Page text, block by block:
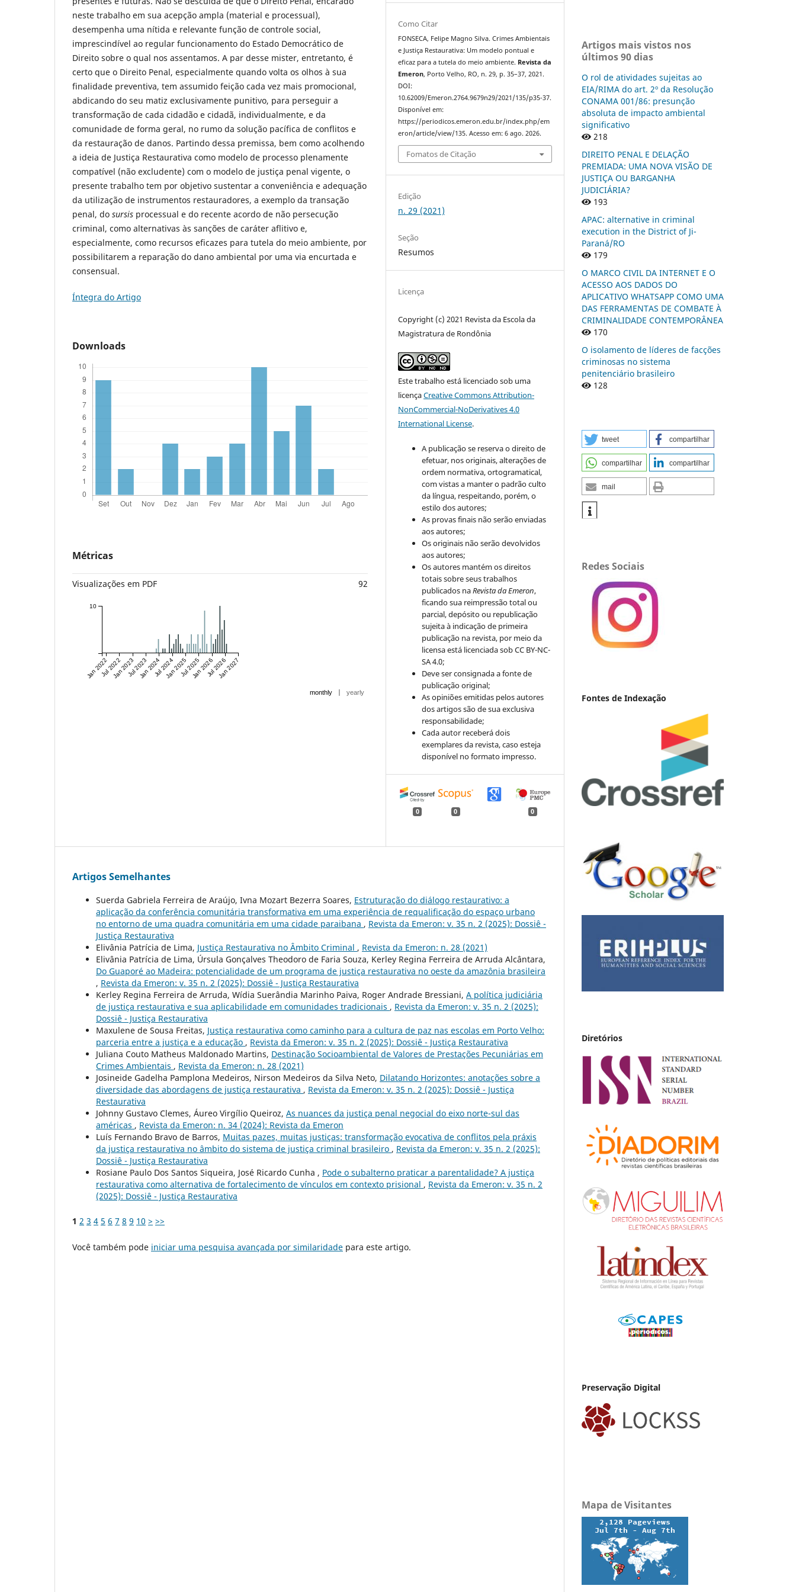
neste trabalho em sua acepção ampla (material e processual),
desempenha uma nítida e relevante função de controle social,
imprescindível ao regular funcionamento do Estado Democrático de
Direito sobre o qual nos assentamos. A par desse mister, entretanto, é
certo que o Direito Penal, especialmente quando volta os olhos à sua
finalidade preventiva, tem assumido feição cada vez mais promocional,
abdicando do seu matiz exclusivamente punitivo, para perseguir a
transformação de cada cidadão e cidadã, individualmente, e da
comunidade de forma geral, no rumo da solução pacífica de conflitos e
da restauração de danos. Partindo dessa premissa, bem como acolhendo
a ideia de Justiça Restaurativa como modelo de processo plenamente
compatível (não excludente) com o modelo de justiça penal vigente, o
presente trabalho tem por objetivo sustentar a conveniência e adequação
da utilização de instrumentos restauradores, a exemplo da transação
penal, do sursis processual e do recente acordo de não persecução
criminal, como alternativas às sanções de caráter aflitivo e,
especialmente, como recursos eficazes para tutela do meio ambiente, por
possibilitarem a reparação do dano ambiental por uma via encurtada e
consensual.
Íntegra do Artigo
Downloads
Métricas
Visualizações em PDF 92
Jan 2022Jul 2022Jan 2023Jul 2023Jan 2024Jul 2024Jan 2025Jul 2025Jan 2026Jul 2026Jan 2027
10
monthly | yearly
Como Citar
FONSECA, Felipe Magno Silva. Crimes Ambientais
e Justiça Restaurativa: Um modelo pontual e
eficaz para a tutela do meio ambiente. Revista da
Emeron, Porto Velho, RO, n. 29, p. 35–37, 2021.
DOI:
10.62009/Emeron.2764.9679n29/2021/135/p35-37.
Disponível em:
https://periodicos.emeron.edu.br/index.php/em
eron/article/view/135. Acesso em: 6 ago. 2026.
Fomatos de Citação
Edição
n. 29 (2021)
Seção
Resumos
Licença
Copyright (c) 2021 Revista da Escola da
Magistratura de Rondônia
Este trabalho está licenciado sob uma
licençaCreative Commons Attribution-
NonCommercial-NoDerivatives 4.0
International License.
A publicação se reserva o direito de
efetuar, nos originais, alterações de
ordem normativa, ortogramatical,
com vistas a manter o padrão culto
da língua, respeitando, porém, o
estilo dos autores;
As provas finais não serão enviadas
aos autores;
Os originais não serão devolvidos
aos autores;
Os autores mantém os direitos
totais sobre seus trabalhos
publicados naRevista da Emeron,
ficando sua reimpressão total ou
parcial, depósito ou republicação
sujeita à indicação de primeira
publicação na revista, por meio da
licensa está licenciada sob CC BY-NC-
SA 4.0;
Deve ser consignada a fonte de
publicação original;
As opiniões emitidas pelos autores
dos artigos são de sua exclusiva
responsabilidade;
Cada autor receberá dois
exemplares da revista, caso esteja
disponível no formato impresso.
0 0 0
Artigos Semelhantes
Suerda Gabriela Ferreira de Araújo, Ivna Mozart Bezerra Soares, Estruturação do diálogo restaurativo: a
aplicação da conferência comunitária transformativa em uma experiência de requalificação do espaço urbano
no entorno de uma quadra comunitária em uma cidade paraibana , Revista da Emeron: v. 35 n. 2 (2025): Dossiê -
Justiça Restaurativa
Elivânia Patrícia de Lima, Justiça Restaurativa no Âmbito Criminal , Revista da Emeron: n. 28 (2021)
Elivânia Patrícia de Lima, Úrsula Gonçalves Theodoro de Faria Souza, Kerley Regina Ferreira de Arruda Alcântara,
Do Guaporé ao Madeira: potencialidade de um programa de justiça restaurativa no oeste da amazônia brasileira
, Revista da Emeron: v. 35 n. 2 (2025): Dossiê - Justiça Restaurativa
Kerley Regina Ferreira de Arruda, Wídia Suerândia Marinho Paiva, Roger Andrade Bressiani, A política judiciária
de justiça restaurativa e sua aplicabilidade em comunidades tradicionais , Revista da Emeron: v. 35 n. 2 (2025):
Dossiê - Justiça Restaurativa
Maxulene de Sousa Freitas, Justiça restaurativa como caminho para a cultura de paz nas escolas em Porto Velho:
parceria entre a justiça e a educação , Revista da Emeron: v. 35 n. 2 (2025): Dossiê - Justiça Restaurativa
Juliana Couto Matheus Maldonado Martins, Destinação Socioambiental de Valores de Prestações Pecuniárias em
Crimes Ambientais , Revista da Emeron: n. 28 (2021)
Josineide Gadelha Pamplona Medeiros, Nirson Medeiros da Silva Neto, Dilatando Horizontes: anotações sobre a
diversidade das abordagens de justiça restaurativa , Revista da Emeron: v. 35 n. 2 (2025): Dossiê - Justiça
Restaurativa
Johnny Gustavo Clemes, Áureo Virgílio Queiroz, As nuances da justiça penal negocial do eixo norte-sul das
américas , Revista da Emeron: n. 34 (2024): Revista da Emeron
Luís Fernando Bravo de Barros, Muitas pazes, muitas justiças: transformação evocativa de conflitos pela práxis
da justiça restaurativa no âmbito do sistema de justiça criminal brasileiro , Revista da Emeron: v. 35 n. 2 (2025):
Dossiê - Justiça Restaurativa
Rosiane Paulo Dos Santos Siqueira, José Ricardo Cunha , Pode o subalterno praticar a parentalidade? A justiça
restaurativa como alternativa de fortalecimento de vínculos em contexto prisional , Revista da Emeron: v. 35 n. 2
(2025): Dossiê - Justiça Restaurativa
1 2 3 4 5 6 7 8 9 10 > >>
Você também pode iniciar uma pesquisa avançada por similaridade para este artigo.
Artigos mais vistos nos
últimos 90 dias
O rol de atividades sujeitas ao
EIA/RIMA do art. 2º da Resolução
CONAMA 001/86: presunção
absoluta de impacto ambiental
significativo
218
DIREITO PENAL E DELAÇÃO
PREMIADA: UMA NOVA VISÃO DE
JUSTIÇA OU BARGANHA
JUDICIÁRIA?
193
APAC: alternative in criminal
execution in the District of Ji-
Paraná/RO
179
O MARCO CIVIL DA INTERNET E O
ACESSO AOS DADOS DO
APLICATIVO WHATSAPP COMO UMA
DAS FERRAMENTAS DE COMBATE À
CRIMINALIDADE CONTEMPORÂNEA
170
O isolamento de líderes de facções
criminosas no sistema
penitenciário brasileiro
128
tweet compartilhar
compartilhar compartilhar
mail
Redes Sociais
Fontes de Indexação
Diretórios
Preservação Digital
Mapa de Visitantes